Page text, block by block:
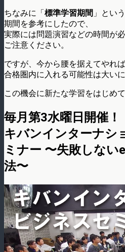
ちなみに「標準学習期間 」とい
期間を参考にしたので、
実際には問題演習などの時間が
ご注意ください。
ですが、今から腰を据えてやれ
合格圏内に入れる可能性は大い
この機会に新たな学習をはじめ
毎月第3水曜日開催！
キバンインターナシ
ミナー 〜失敗しない
法〜